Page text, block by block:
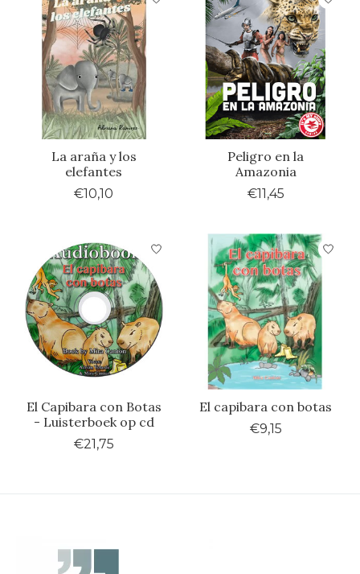
La araña y los
elefantes
€10,10
Peligro en la
Amazonia
€11,45
El Capibara con Botas
- Luisterboek op cd
€21,75
El capibara con botas
€9,15